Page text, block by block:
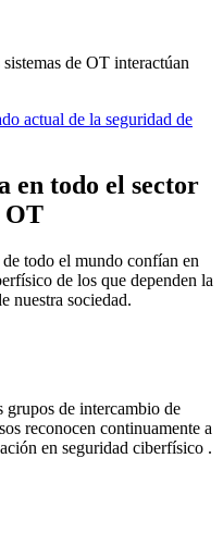
de OT interactúan
actual de la seguridad de
en todo el sector
OT
todo el mundo confían en
de los que dependen la
nuestra sociedad.
de intercambio de
reconocen continuamente a
en seguridad ciberfísico .